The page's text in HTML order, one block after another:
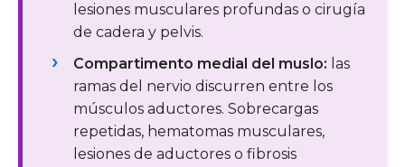
lesiones musculares profundas o cirugía
de cadera y pelvis.
Compartimento medial del muslo: las
ramas del nervio discurren entre los
músculos aductores. Sobrecargas
repetidas, hematomas musculares,
lesiones de aductores o fibrosis